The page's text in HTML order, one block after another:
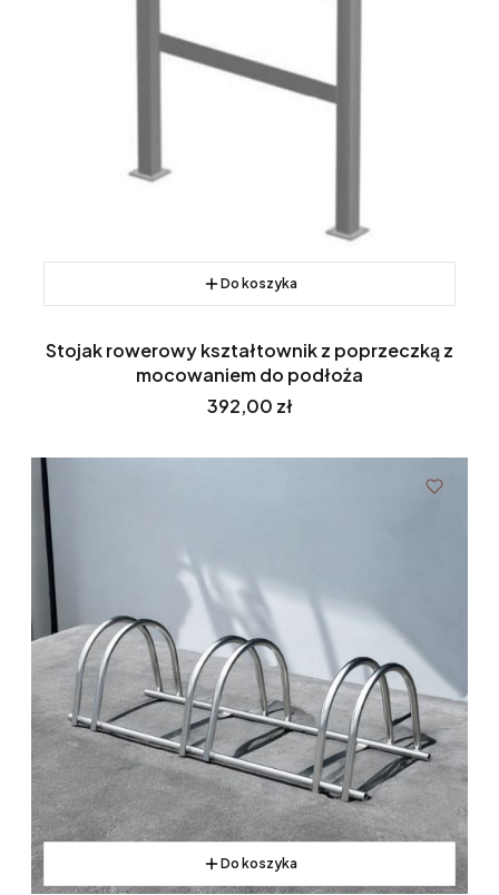
Do koszyka
Stojak rowerowy kształtownik z poprzeczką z
mocowaniem do podłoża
Cena
392,00 zł
NOWOŚĆ
Do koszyka